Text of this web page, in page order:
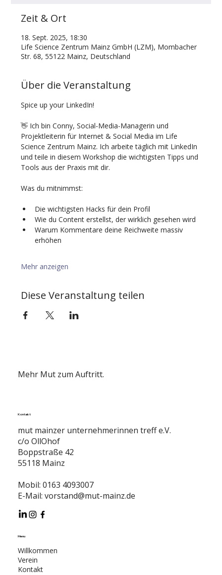
Zeit & Ort
18. Sept. 2025, 18:30
Life Science Zentrum Mainz GmbH (LZM), Mombacher
Str. 68, 55122 Mainz, Deutschland
Über die Veranstaltung
Spice up your LinkedIn!
👋 Ich bin Conny, Social-Media-Managerin und
Projektleiterin für Internet & Social Media im Life
Science Zentrum Mainz. Ich arbeite täglich mit LinkedIn
und teile in diesem Workshop die wichtigsten Tipps und
Tools aus der Praxis mit dir.
Was du mitnimmst:
Die wichtigsten Hacks für dein Profil
Wie du Content erstellst, der wirklich gesehen wird
Warum Kommentare deine Reichweite massiv
erhöhen
Mehr anzeigen
Diese Veranstaltung teilen
Mehr Mut zum Auftritt.
Kontakt
mut mainzer unternehmerinnen treff e.V.
c/o OllOhof
Boppstraße 42
55118 Mainz
Mobil: 0163 4093007
E-Mail: vorstand@mut-mainz.de
Menu
Willkommen
Verein
Kontakt